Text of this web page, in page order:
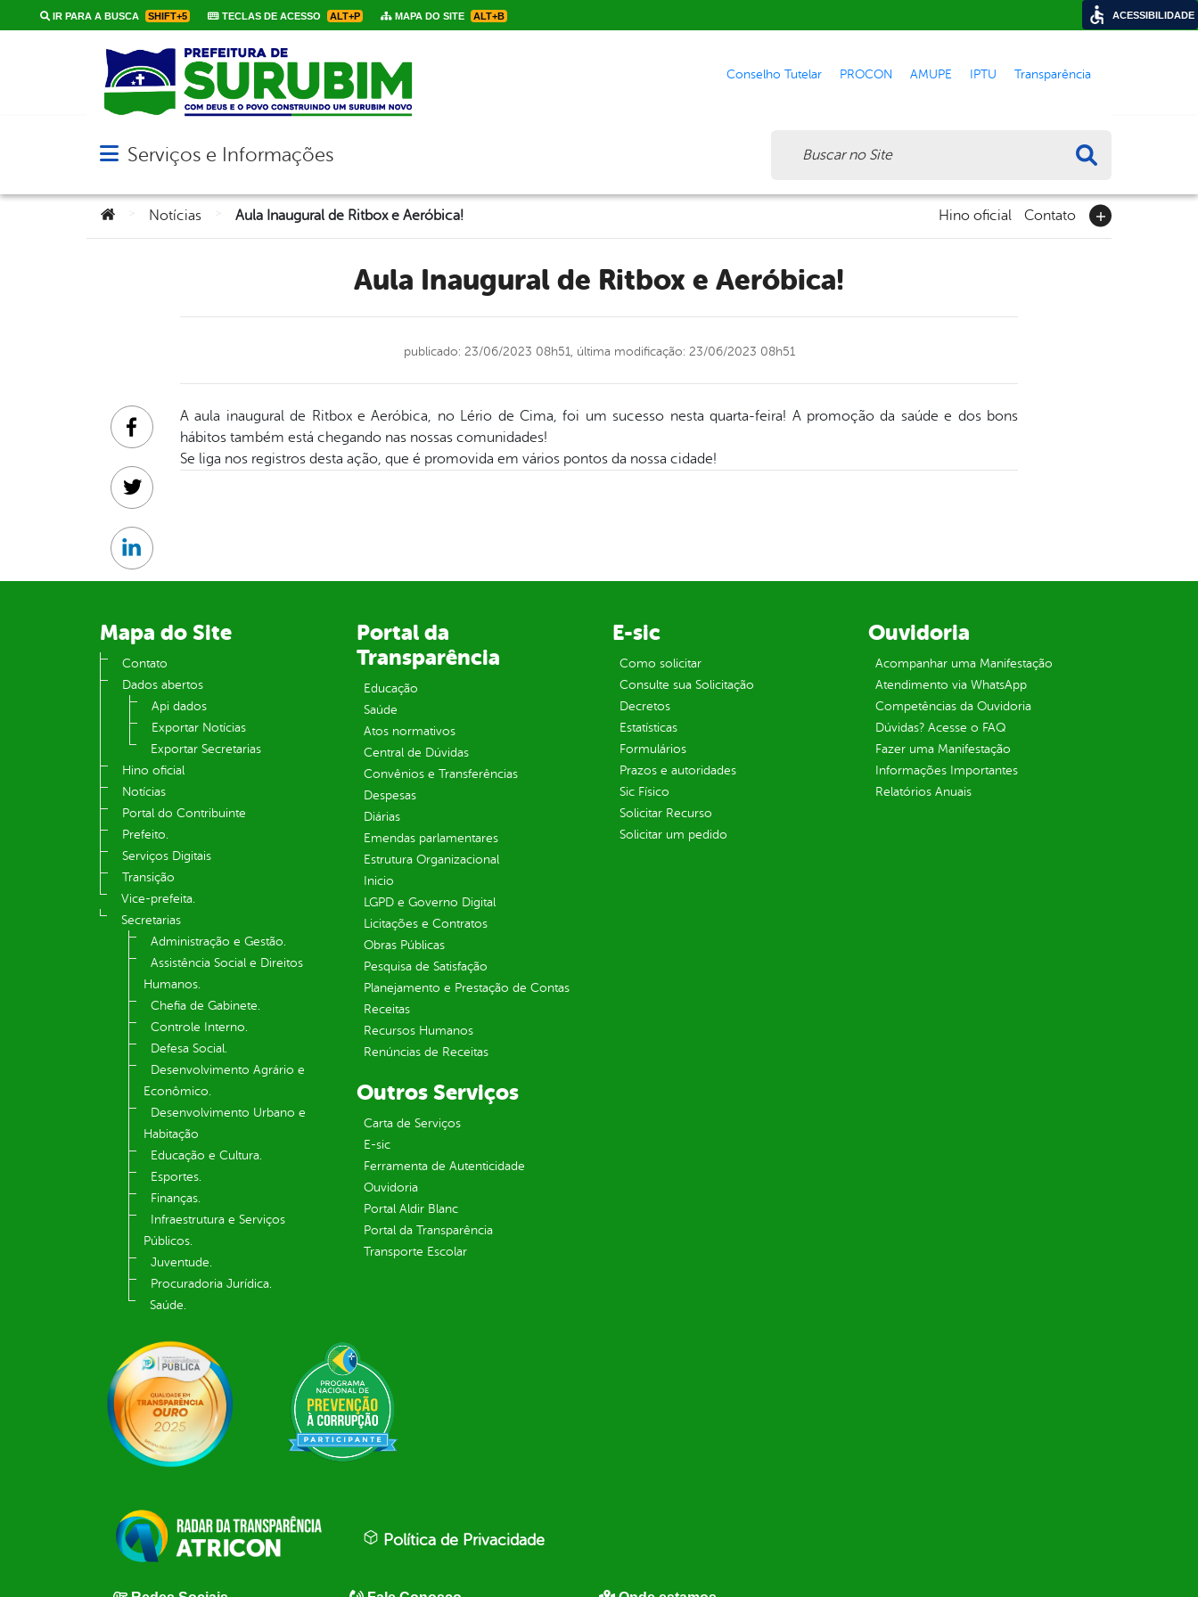
IR PARA A BUSCA SHIFT+5 TECLAS DE ACESSO ALT+P MAPA DO SITE ALT+B
Conselho Tutelar PROCON AMUPE IPTU Transparência
Abrir menu principal de navegação
Serviços e Informações
Você está aqui:
Notícias Aula Inaugural de Ritbox e Aeróbica! Hino oficial Contato
Aula Inaugural de Ritbox e Aeróbica!
publicado: 23/06/2023 08h51, última modificação: 23/06/2023 08h51
A aula inaugural de Ritbox e Aeróbica, no Lério de Cima, foi um sucesso nesta quarta-feira! A promoção da saúde e dos bons
hábitos também está chegando nas nossas comunidades!
Se liga nos registros desta ação, que é promovida em vários pontos da nossa cidade!
Facebook
Twitter
Linkedin
Mapa do Site
Contato
Dados abertos
Api dados
Exportar Notícias
Exportar Secretarias
Hino oficial
Notícias
Portal do Contribuinte
Prefeito.
Serviços Digitais
Transição
Vice-prefeita.
Secretarias
Administração e Gestão.
Assistência Social e Direitos
Humanos.
Chefia de Gabinete.
Controle Interno.
Defesa Social.
Desenvolvimento Agrário e
Econômico.
Desenvolvimento Urbano e
Habitação
Educação e Cultura.
Esportes.
Finanças.
Infraestrutura e Serviços
Públicos.
Juventude.
Procuradoria Jurídica.
Saúde.
Portal da
Transparência
Educação
Saúde
Atos normativos
Central de Dúvidas
Convênios e Transferências
Despesas
Diárias
Emendas parlamentares
Estrutura Organizacional
Inicio
LGPD e Governo Digital
Licitações e Contratos
Obras Públicas
Pesquisa de Satisfação
Planejamento e Prestação de Contas
Receitas
Recursos Humanos
Renúncias de Receitas
E-sic
Como solicitar
Consulte sua Solicitação
Decretos
Estatísticas
Formulários
Prazos e autoridades
Sic Físico
Solicitar Recurso
Solicitar um pedido
Ouvidoria
Acompanhar uma Manifestação
Atendimento via WhatsApp
Competências da Ouvidoria
Dúvidas? Acesse o FAQ
Fazer uma Manifestação
Informações Importantes
Relatórios Anuais
Outros Serviços
Carta de Serviços
E-sic
Ferramenta de Autenticidade
Ouvidoria
Portal Aldir Blanc
Portal da Transparência
Transporte Escolar
Política de Privacidade
ACESSIBILIDADE